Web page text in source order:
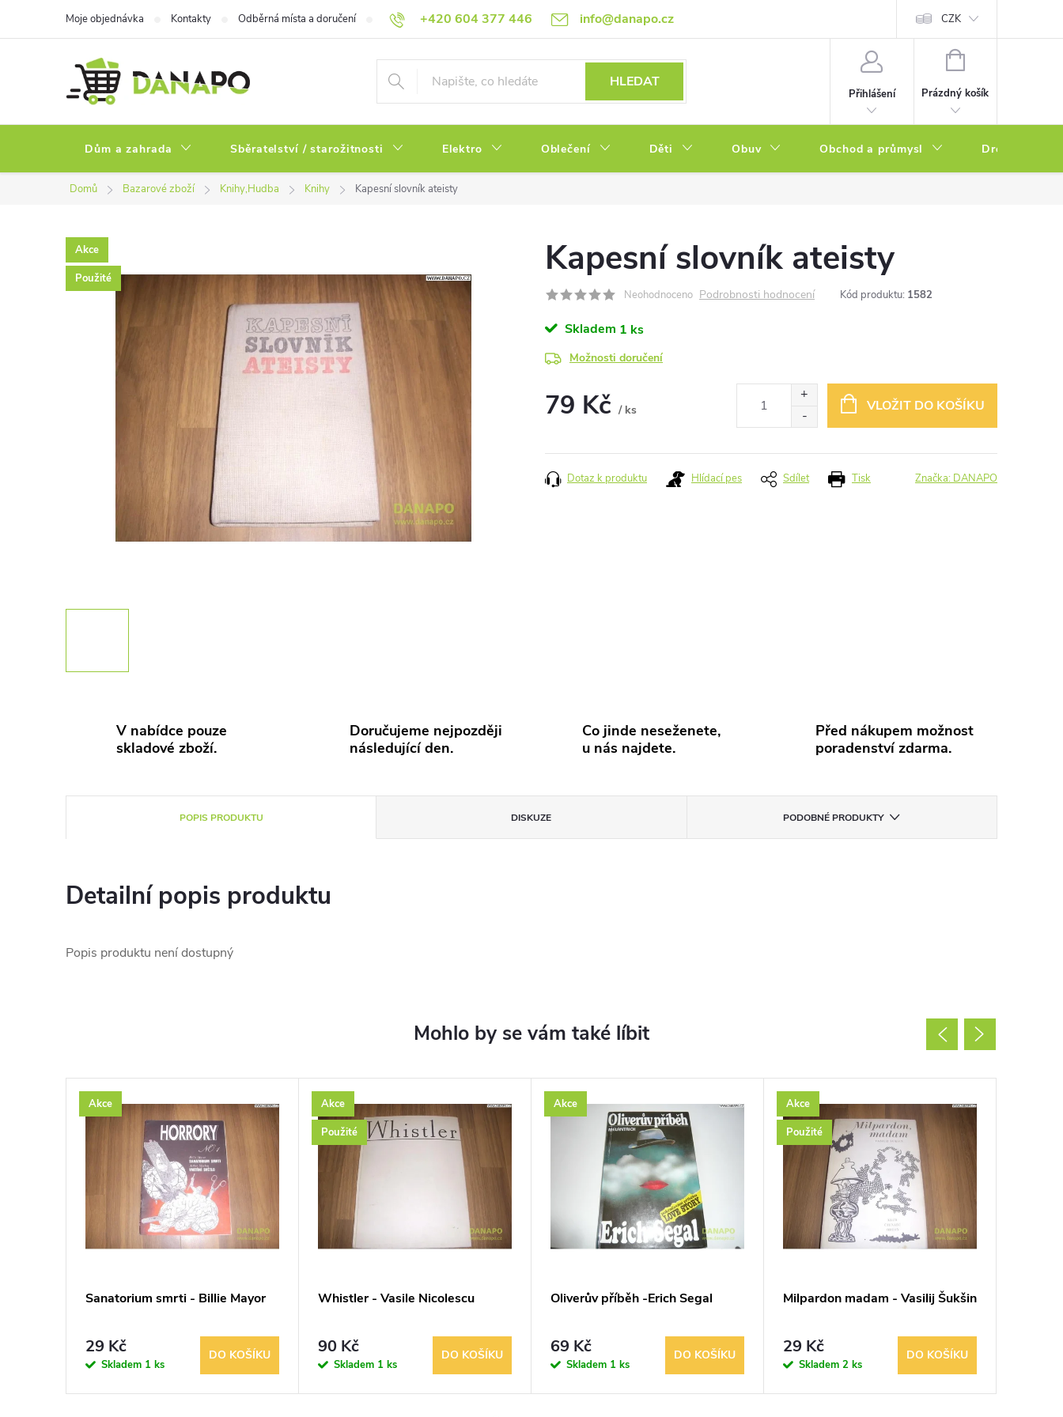
+420 604 377 446 info@danapo.cz
Moje objednávka Kontakty Odběrná místa a doručení Hodnocení obchodu Obchodní podmínky Reklamace a výměna zboží Podmínky ochrany osobních údajů Soubory cookies
CZK
HLEDAT
Přihlášení
NÁKUPNÍ
Prázdný košík
Dům a zahrada Sběratelství / starožitnosti Elektro Oblečení Děti Obuv Obchod a průmysl Drogerie
Domů Bazarové zboží Knihy,Hudba Knihy Kapesní slovník ateisty
Akce
Použité
Kapesní slovník ateisty
Neohodnoceno Podrobnosti hodnocení Kód produktu: 1582
Skladem 1 ks
Možnosti doručení
79 Kč / ks
VLOŽIT DO KOŠÍKU
Tisk
Dotaz k produktu Hlídací pes Sdílet Značka: DANAPO
V nabídce pouze
skladové zboží.
Doručujeme nejpozději
následující den.
Co jinde neseženete,
u nás najdete.
Před nákupem možnost
poradenství zdarma.
POPIS PRODUKTU DISKUZE PODOBNÉ PRODUKTY
Detailní popis produktu
Popis produktu není dostupný
Akce
Sanatorium smrti - Billie Mayor
29 Kč
Skladem 1 ks
DO KOŠÍKU
Akce
Použité
Whistler - Vasile Nicolescu
90 Kč
Skladem 1 ks
DO KOŠÍKU
Akce
Oliverův příběh -Erich Segal
69 Kč
Skladem 1 ks
DO KOŠÍKU
Akce
Použité
Milpardon madam - Vasilij Šukšin
29 Kč
Skladem 2 ks
DO KOŠÍKU